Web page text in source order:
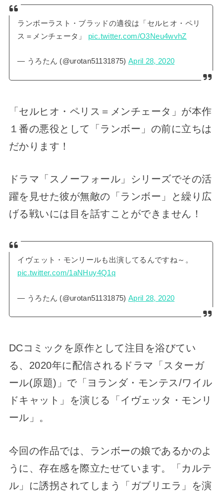
ランボーラスト・ブラッドの適役は「セルヒオ・ペリ
ス＝メンチェータ」 pic.twitter.com/O3Neu4wvhZ
— うろたん (@urotan51131875) April 28, 2020
「セルヒオ・ペリス＝メンチェータ」が本作
１番の悪役として「ランボー」の前に立ちは
だかります！
ドラマ「スノーフォール」シリーズでその活
躍を見せた彼が無敵の「ランボー」と繰り広
げる戦いには目を話すことができません！
イヴェット・モンリールも出演してるんですね～。
pic.twitter.com/1aNHuy4Q1q
— うろたん (@urotan51131875) April 28, 2020
DCコミックを原作として注目を浴びてい
る、2020年に配信されるドラマ「スターガ
ール(原題)」で「ヨランダ・モンテス/ワイル
ドキャット」を演じる「イヴェッタ・モンリ
ール」。
今回の作品では、ランボーの娘であるかのよ
うに、存在感を際立たせています。「カルテ
ル」に誘拐されてしまう「ガブリエラ」を演